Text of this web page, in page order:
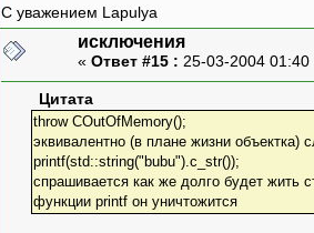
С уважением Lapulya
исключения
« Ответ #15 : 25-03-2004
Цитата
throw COutOfMemory();
эквивалентно (в плане жизни объектка)
printf(std::string("bubu").c_str());
спрашивается как же долго будет жить
функции printf он уничтожится